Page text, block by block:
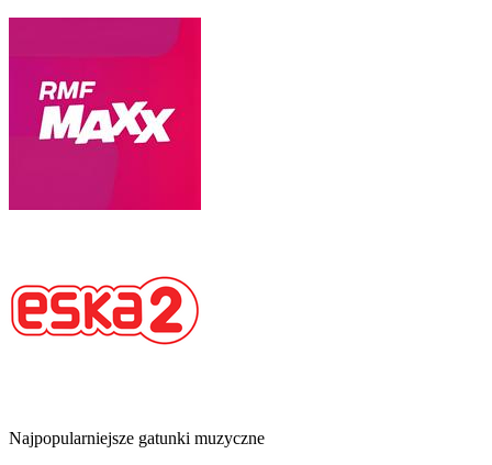
Najpopularniejsze gatunki muzyczne